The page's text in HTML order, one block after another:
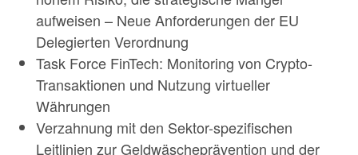
aufweisen – Neue Anforderungen der EU
Delegierten Verordnung
Task Force FinTech: Monitoring von Crypto-
Transaktionen und Nutzung virtueller
Währungen
Verzahnung mit den Sektor-spezifischen
Leitlinien zur Geldwäscheprävention und der